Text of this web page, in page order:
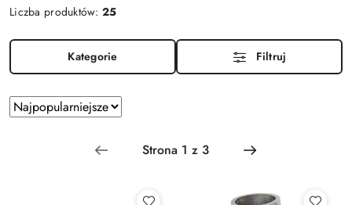
Liczba produktów:25
Kategorie Filtruj
Zastosowano
sortowanie:
Najpopularniejsze.
Sortuj
według